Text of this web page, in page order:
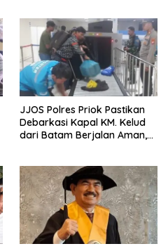
JJOS Polres Priok Pastikan
Debarkasi Kapal KM. Kelud
dari Batam Berjalan Aman,